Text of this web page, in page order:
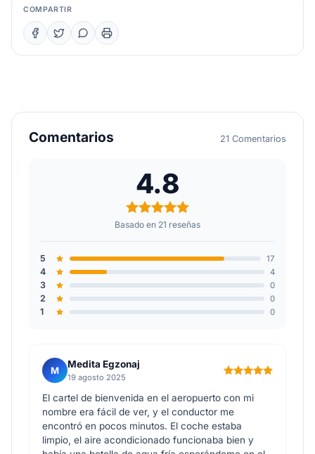
COMPARTIR
Comentarios 21 Comentarios
4.8
Basado en 21 reseñas
5 17
4 4
3 0
2 0
1 0
M
Medita Egzonaj
19 agosto 2025
El cartel de bienvenida en el aeropuerto con mi
nombre era fácil de ver, y el conductor me
encontró en pocos minutos. El coche estaba
limpio, el aire acondicionado funcionaba bien y